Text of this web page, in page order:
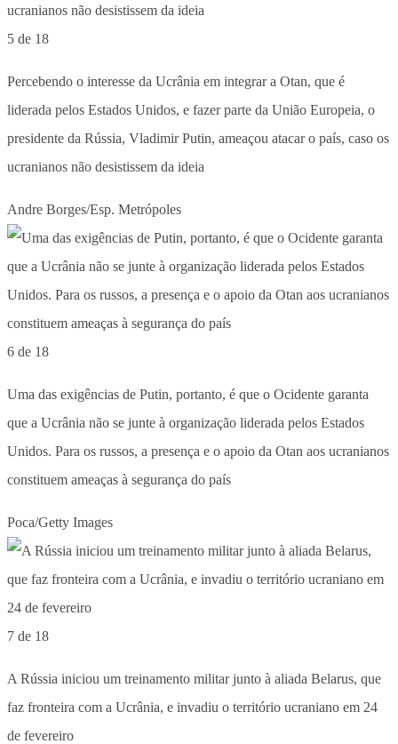
5 de 18
Percebendo o interesse da Ucrânia em integrar a Otan, que é
liderada pelos Estados Unidos, e fazer parte da União Europeia, o
presidente da Rússia, Vladimir Putin, ameaçou atacar o país, caso os
ucranianos não desistissem da ideia
Andre Borges/Esp. Metrópoles
6 de 18
Uma das exigências de Putin, portanto, é que o Ocidente garanta
que a Ucrânia não se junte à organização liderada pelos Estados
Unidos. Para os russos, a presença e o apoio da Otan aos ucranianos
constituem ameaças à segurança do país
Poca/Getty Images
7 de 18
A Rússia iniciou um treinamento militar junto à aliada Belarus, que
faz fronteira com a Ucrânia, e invadiu o território ucraniano em 24
de fevereiro